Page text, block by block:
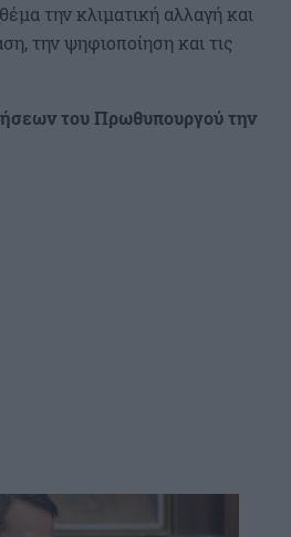
την κλιματική αλλαγή και
την ψηφιοποίηση και τις
του Πρωθυπουργού την